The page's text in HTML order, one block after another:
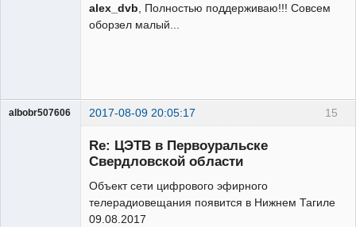
alex_dvb , Полностью поддерживаю!!! Совсем
оборзел малый...
15
albobr507606 2017-08-09 20:05:17
Re: ЦЭТВ в Первоуральске
Свердловской области
Объект сети цифрового эфирного
телерадиовещания появится в Нижнем Тагиле
09.08.2017